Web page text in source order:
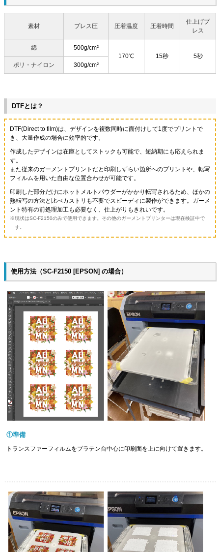
素材 プレス圧 圧着温度 圧着時間
仕上げプ
レス
綿
500g/cm²
170℃
15秒
5秒
ポリ・ナイロン
300g/cm²
DTFとは？
DTF(Direct to film)は、デザインを複数同時に面付けして1度でプリントで
き、大量作成の場合に効率的です。
作成したデザインは在庫としてストックも可能で、短納期にも応えられま
す。
また従来のガーメントプリントだと印刷しずらい箇所へのプリントや、転写
フィルムを用いた自由な位置合わせが可能です。
印刷した部分だけにホットメルトパウダーがかかり転写されるため、ほかの
熱転写の方法と比べカストリも不要でスピーディに製作ができます。ガーメ
ント特有の前処理加工も必要なく、仕上がりもきれいです。
現状はSC-F2150のみで使用できます。その他のガーメントプリンターは現在検証中で
す。
使用方法（SC-F2150 [EPSON] の場合）
①準備
トランスファーフィルムをプラテン台中心に印刷面を上に向けて置きます。